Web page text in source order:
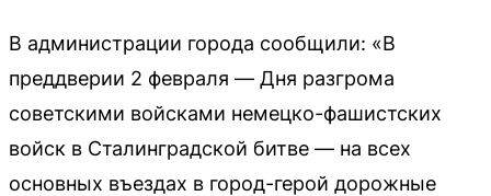
В администрации города сообщили: «В
преддверии 2 февраля — Дня разгрома
советскими войсками немецко-фашистских
войск в Сталинградской битве — на всех
основных въездах в город-герой дорожные